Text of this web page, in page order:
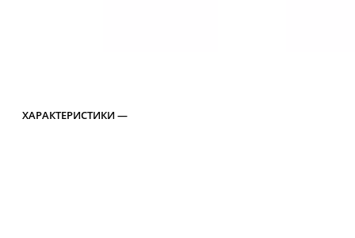
ХАРАКТЕРИСТИКИ —